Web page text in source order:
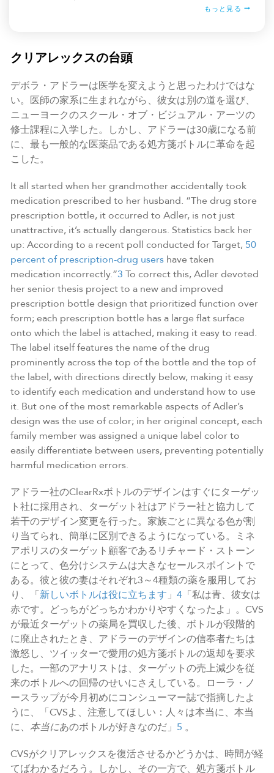
もっと見る
クリアレックスの台頭
デボラ・アドラーは医学を変えようと思ったわけではな
い。医師の家系に生まれながら、彼女は別の道を選び、
ニューヨークのスクール・オブ・ビジュアル・アーツの
修士課程に入学した。しかし、アドラーは30歳になる前
に、最も一般的な医薬品である処方箋ボトルに革命を起
こした。
It all started when her grandmother accidentally took
medication prescribed to her husband. “The drug store
prescription bottle, it occurred to Adler, is not just
unattractive, it’s actually dangerous. Statistics back her
up: According to a recent poll conducted for Target, 50
percent of prescription-drug users have taken
medication incorrectly.”3 To correct this, Adler devoted
her senior thesis project to a new and improved
prescription bottle design that prioritized function over
form; each prescription bottle has a large flat surface
onto which the label is attached, making it easy to read.
The label itself features the name of the drug
prominently across the top of the bottle and the top of
the label, with directions directly below, making it easy
to identify each medication and understand how to use
it. But one of the most remarkable aspects of Adler’s
design was the use of color; in her original concept, each
family member was assigned a unique label color to
easily differentiate between users, preventing potentially
harmful medication errors.
アドラー社のClearRxボトルのデザインはすぐにターゲッ
ト社に採用され、ターゲット社はアドラー社と協力して
若干のデザイン変更を行った。家族ごとに異なる色が割
り当てられ、簡単に区別できるようになっている。ミネ
アポリスのターゲット顧客であるリチャード・ストーン
にとって、色分けシステムは大きなセールスポイントで
ある。彼と彼の妻はそれぞれ3～4種類の薬を服用してお
り、「新しいボトルは役に立ちます 」 4 「私は青、彼女は
赤です。どっちがどっちかわかりやすくなったよ」。CVS
が最近ターゲットの薬局を買収した後、ボトルが段階的
に廃止されたとき、アドラーのデザインの信奉者たちは
激怒し、ツイッターで愛用の処方箋ボトルの返却を要求
した。一部のアナリストは、ターゲットの売上減少を従
来のボトルへの回帰のせいにさえしている。ローラ・ノ
ースラップが今月初めにコンシューマー誌で指摘したよ
うに、「CVSよ、注意してほしい：人々は本当に、本当
に、 本当にあのボトルが好きなのだ」 5 。
CVSがクリアレックスを復活させるかどうかは、時間が経
てばわかるだろう。しかし、その一方で、処方箋ボトル